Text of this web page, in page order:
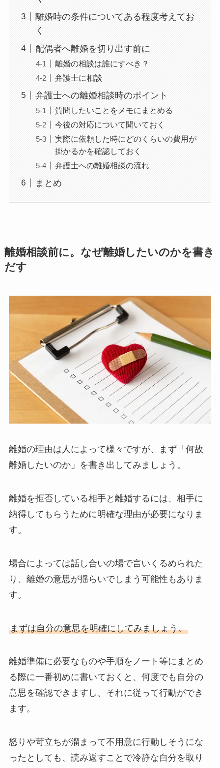
離婚時の条件についてある程度考えてお
く
配偶者へ離婚を切り出す前に
離婚の相談は誰にすべき？
弁護士に相談
弁護士への離婚相談時のポイント
質問したいことをメモにまとめる
今後の対応について聞いておく
実際に依頼した時にどのくらいの費用が
掛かるかを確認しておく
弁護士への離婚相談の流れ
まとめ
離婚相談前に。なぜ離婚したいのかを書き
だす
離婚の理由は人によって様々ですが、まず「何故
離婚したいのか」を書き出してみましょう。
離婚を拒否している相手と離婚するには、相手に
納得してもらうために明確な理由が必要になりま
す。
場合によっては話し合いの場で言いくるめられた
り、離婚の意思が揺らいでしまう可能性もありま
す。
まずは自分の意思を明確にしてみましょう。
離婚準備に必要なものや手順をノート等にまとめ
る際に一番初めに書いておくと、何度でも自分の
意思を確認できますし、それに従って行動ができ
ます。
怒りや苛立ちが溜まって不用意に行動しそうにな
ったとしても、読み返すことで冷静な自分を取り